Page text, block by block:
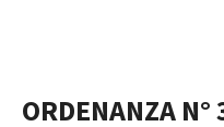
ORDENANZA